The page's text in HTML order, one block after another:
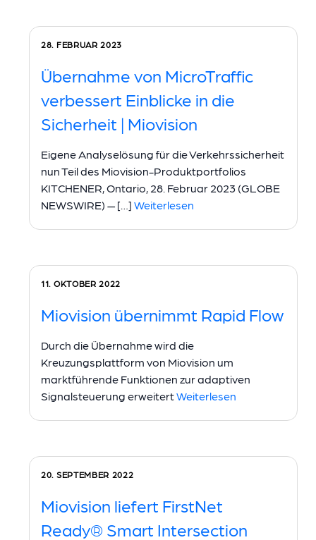
28. FEBRUAR 2023
Übernahme von MicroTraffic
verbessert Einblicke in die
Sicherheit | Miovision
Eigene Analyselösung für die Verkehrssicherheit
nun Teil des Miovision-Produktportfolios
KITCHENER, Ontario, 28. Februar 2023 (GLOBE
NEWSWIRE) — […] Weiterlesen
11. OKTOBER 2022
Miovision übernimmt Rapid Flow
Durch die Übernahme wird die
Kreuzungsplattform von Miovision um
marktführende Funktionen zur adaptiven
Signalsteuerung erweitertWeiterlesen
20. SEPTEMBER 2022
Miovision liefert FirstNet
Ready® Smart Intersection